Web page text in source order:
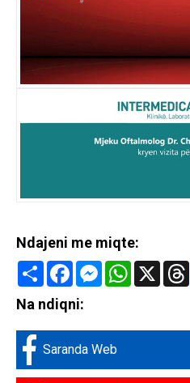
Ndajeni me miqte:
Share FacebookMessenger
WhatsApp
X
Na ndiqni:
Saranda Web